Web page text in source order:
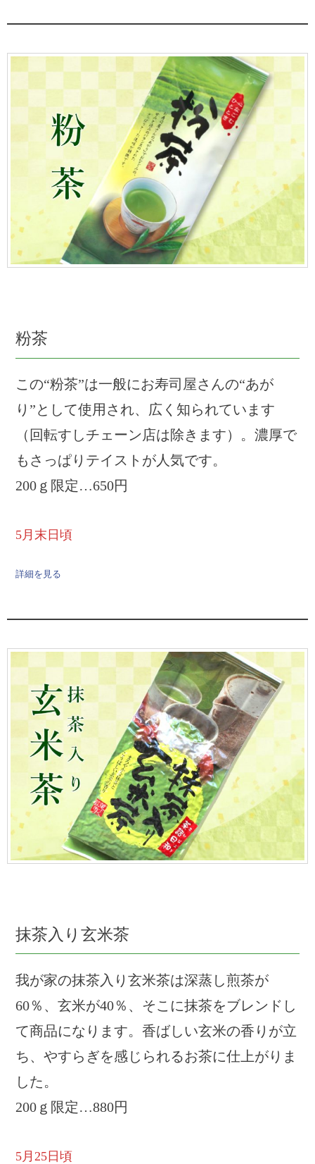
粉茶
この“粉茶”は一般にお寿司屋さんの“あが
り”として使用され、広く知られています
（回転すしチェーン店は除きます）。濃厚で
もさっぱりテイストが人気です。
200ｇ限定…650円
5月末日頃
詳細を見る
抹茶入り玄米茶
我が家の抹茶入り玄米茶は深蒸し煎茶が
60％、玄米が40％、そこに抹茶をブレンドし
て商品になります。香ばしい玄米の香りが立
ち、やすらぎを感じられるお茶に仕上がりま
した。
200ｇ限定…880円
5月25日頃